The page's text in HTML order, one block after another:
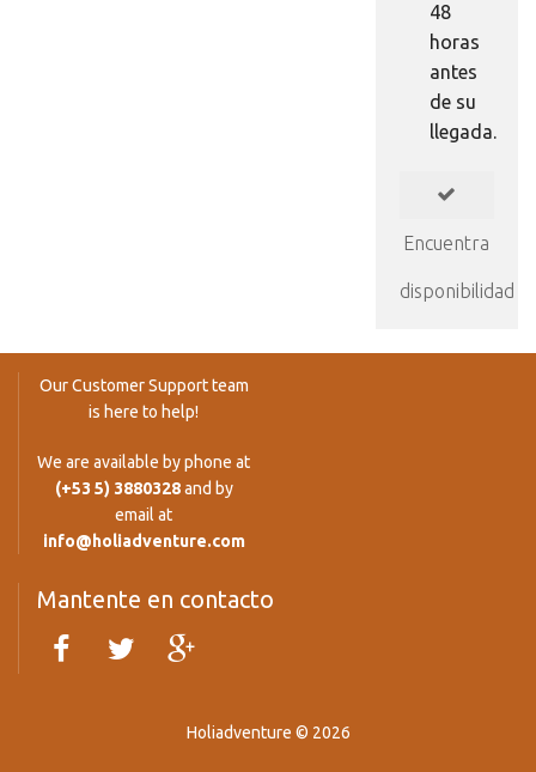
48
horas
antes
de su
llegada.
Encuentra
disponibilidad
Our Customer Support team
is here to help!
We are available by phone at
(+53 5) 3880328and by
email at
info@holiadventure.com
Mantente en contacto
Holiadventure © 2026